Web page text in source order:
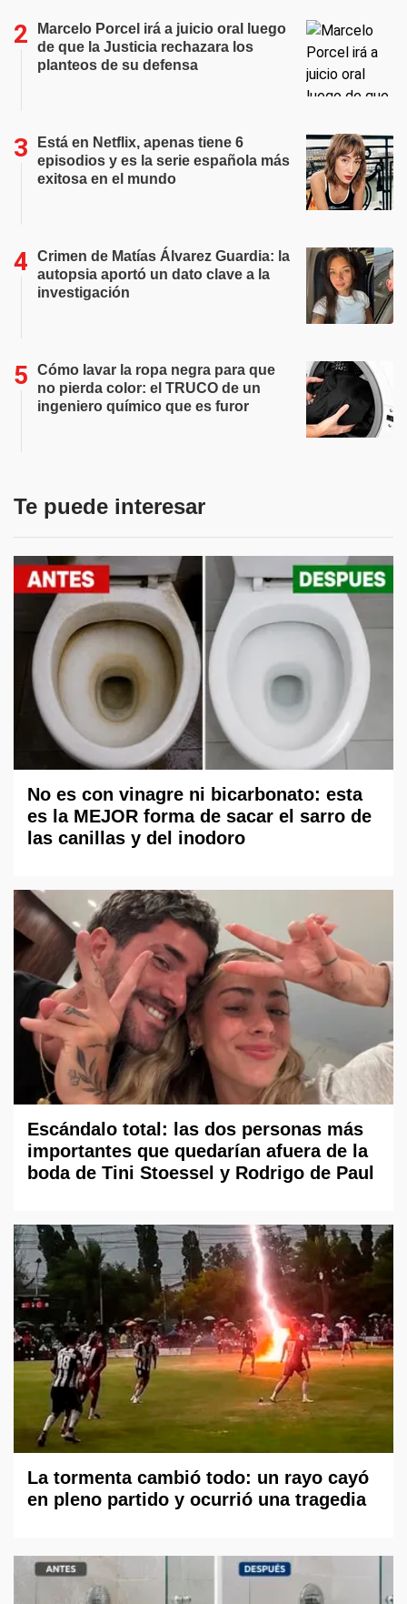
Marcelo Porcel irá a juicio oral luego
de que la Justicia rechazara los
planteos de su defensa
Está en Netflix, apenas tiene 6
episodios y es la serie española más
exitosa en el mundo
Crimen de Matías Álvarez Guardia: la
autopsia aportó un dato clave a la
investigación
Cómo lavar la ropa negra para que
no pierda color: el TRUCO de un
ingeniero químico que es furor
Te puede interesar
No es con vinagre ni bicarbonato: esta
es la MEJOR forma de sacar el sarro de
las canillas y del inodoro
Escándalo total: las dos personas más
importantes que quedarían afuera de la
boda de Tini Stoessel y Rodrigo de Paul
La tormenta cambió todo: un rayo cayó
en pleno partido y ocurrió una tragedia